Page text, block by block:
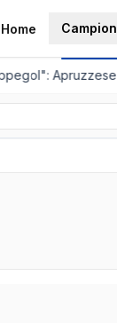
Home
Apruzzese